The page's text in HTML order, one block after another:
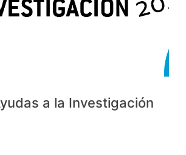
a la Investigación